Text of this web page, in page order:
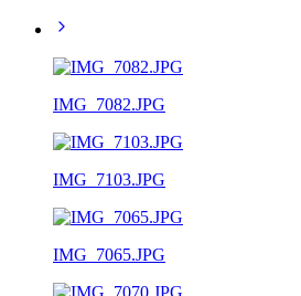
IMG_7082.JPG
IMG_7103.JPG
IMG_7065.JPG